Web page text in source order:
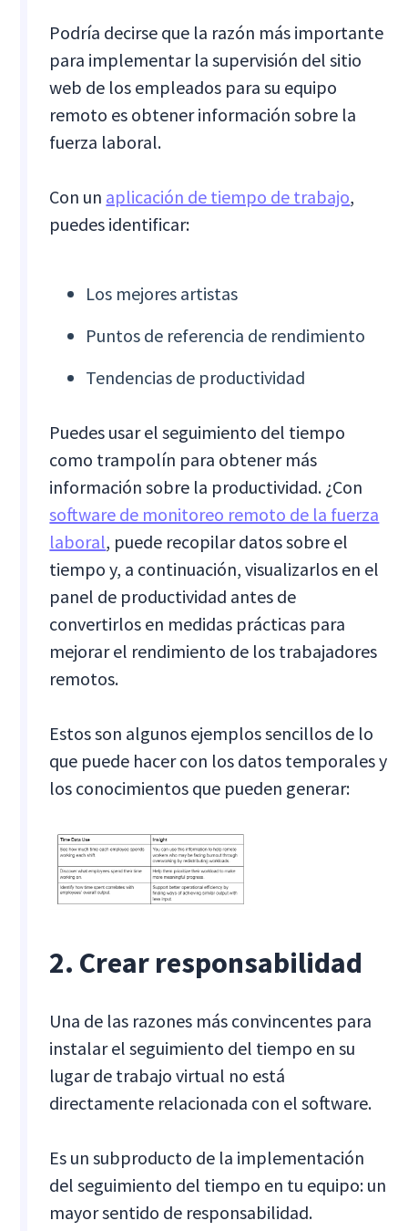
Podría decirse que la razón más importante
para implementar la supervisión del sitio
web de los empleados para su equipo
remoto es obtener información sobre la
fuerza laboral.
Con un aplicación de tiempo de trabajo,
puedes identificar:
Los mejores artistas
Puntos de referencia de rendimiento
Tendencias de productividad
Puedes usar el seguimiento del tiempo
como trampolín para obtener más
información sobre la productividad. ¿Con
software de monitoreo remoto de la fuerza
laboral, puede recopilar datos sobre el
tiempo y, a continuación, visualizarlos en el
panel de productividad antes de
convertirlos en medidas prácticas para
mejorar el rendimiento de los trabajadores
remotos.
Estos son algunos ejemplos sencillos de lo
que puede hacer con los datos temporales y
los conocimientos que pueden generar:
2. Crear responsabilidad
Una de las razones más convincentes para
instalar el seguimiento del tiempo en su
lugar de trabajo virtual no está
directamente relacionada con el software.
Es un subproducto de la implementación
del seguimiento del tiempo en tu equipo: un
mayor sentido de responsabilidad.